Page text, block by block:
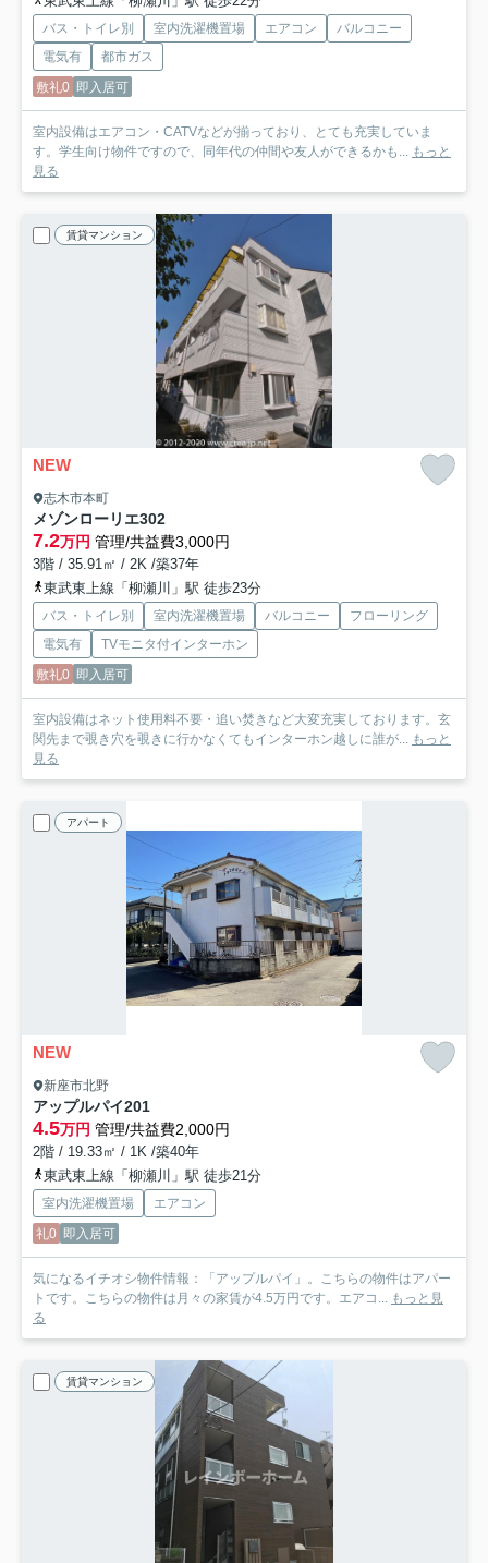
バス・トイレ別 室内洗濯機置場 エアコン
バルコニー
電気有
都市ガス
敷礼0 即入居可
室内設備はエアコン・CATVなどが揃っており、とても充実していま
す。学生向け物件ですので、同年代の仲間や友人ができるかも... もっと
見る
賃貸マンション
NEW
志木市本町
メゾンローリエ302
7.2万円 管理/共益費3,000円
3階 / 35.91㎡ / 2K /築37年
東武東上線「柳瀬川」駅 徒歩23分
バス・トイレ別 室内洗濯機置場 バルコニー
フローリング
電気有
TVモニタ付インターホン
敷礼0 即入居可
室内設備はネット使用料不要・追い焚きなど大変充実しております。玄
関先まで覗き穴を覗きに行かなくてもインターホン越しに誰が... もっと
見る
アパート
NEW
新座市北野
アップルパイ201
4.5万円 管理/共益費2,000円
2階 / 19.33㎡ / 1K /築40年
東武東上線「柳瀬川」駅 徒歩21分
室内洗濯機置場
エアコン
礼0 即入居可
気になるイチオシ物件情報：「アップルパイ」。こちらの物件はアパー
トです。こちらの物件は月々の家賃が4.5万円です。エアコ... もっと見
る
賃貸マンション